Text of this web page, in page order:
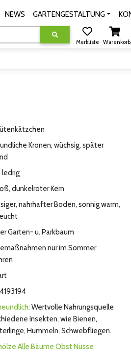
NEWS GARTENGESTALTUNG
Merkliste Warenkorb
Kronen, wüchsig, später
ledrig
dunkelroter Kern
nahrhafter Boden, sonnig warm,
Garten- u. Parkbaum
nur im Sommer
: Wertvolle Nahrungsquelle
Insekten, wie Bienen,
Hummeln, Schwebfliegen.
Alle Bäume ObstNüsse